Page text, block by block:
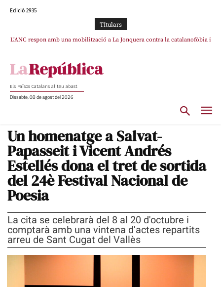
Edició 2935
TItulars
L’ANC respon amb una mobilització a La Jonquera contra la catalanofòbia i
Els Països Catalans al teu abast
Dissabte, 08 de agost del 2026
Un homenatge a Salvat-
Papasseit i Vicent Andrés
Estellés dona el tret de sortida
del 24è Festival Nacional de
Poesia
La cita se celebrarà del 8 al 20 d'octubre i
comptarà amb una vintena d'actes repartits
arreu de Sant Cugat del Vallès